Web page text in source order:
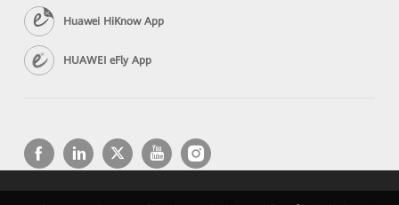
Huawei HiKnow App
HUAWEI eFly App